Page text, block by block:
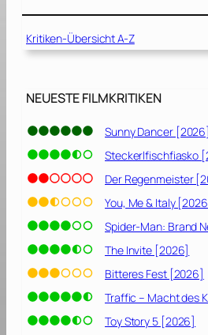
]
Kritiken-Übersicht A-Z
NEUESTE FILMKRITIKEN
Sunny Dancer [2026]
Steckerlfischfiasko
Der Regenmeister
You, Me & Italy
Spider-Man: Brand
The Invite [2026]
Bitteres Fest [2026]
Traffic – Macht des
Toy Story 5 [2026]